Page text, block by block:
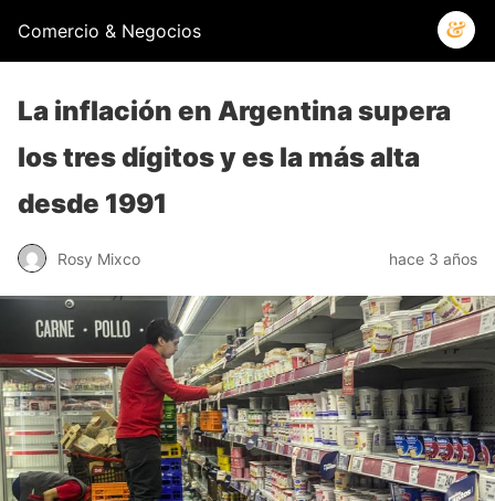
Comercio & Negocios
La inflación en Argentina supera
los tres dígitos y es la más alta
desde 1991
Rosy Mixco hace 3 años